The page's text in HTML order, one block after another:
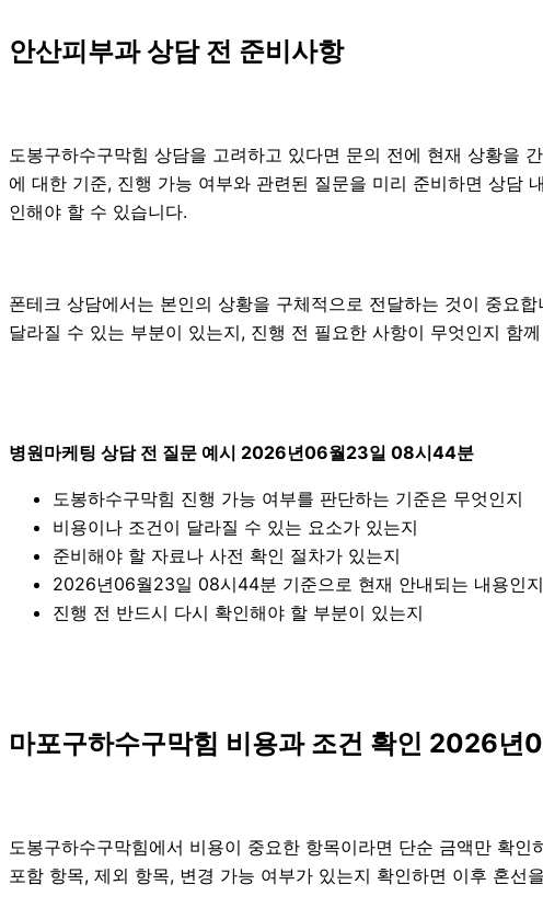
안산피부과 상담 전 준비사항
도봉구하수구막힘 상담을 고려하고 있다면 문의 전에 현재 상황을
에 대한 기준, 진행 가능 여부와 관련된 질문을 미리 준비하면 상담
인해야 할 수 있습니다.
폰테크 상담에서는 본인의 상황을 구체적으로 전달하는 것이 중요
달라질 수 있는 부분이 있는지, 진행 전 필요한 사항이 무엇인지 함
병원마케팅 상담 전 질문 예시 2026년06월23일 08시44분
도봉하수구막힘 진행 가능 여부를 판단하는 기준은 무엇인지
비용이나 조건이 달라질 수 있는 요소가 있는지
준비해야 할 자료나 사전 확인 절차가 있는지
2026년06월23일 08시44분 기준으로 현재 안내되는 내용인지
진행 전 반드시 다시 확인해야 할 부분이 있는지
마포구하수구막힘 비용과 조건 확인 2026
도봉구하수구막힘에서 비용이 중요한 항목이라면 단순 금액만 확
포함 항목, 제외 항목, 변경 가능 여부가 있는지 확인하면 이후 혼